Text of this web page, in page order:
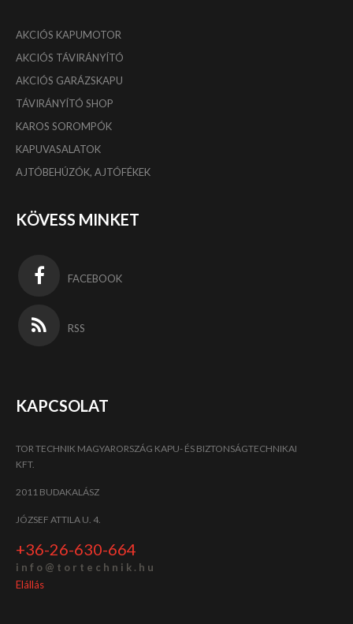
AKCIÓS KAPUMOTOR
AKCIÓS TÁVIRÁNYÍTÓ
AKCIÓS GARÁZSKAPU
TÁVIRÁNYÍTÓ SHOP
KAROS SOROMPÓK
KAPUVASALATOK
AJTÓBEHÚZÓK, AJTÓFÉKEK
KÖVESS MINKET
FACEBOOK
RSS
KAPCSOLAT
TOR TECHNIK MAGYARORSZÁG KAPU- ÉS BIZTONSÁGTECHNIKAI
KFT.
2011 BUDAKALÁSZ
JÓZSEF ATTILA U. 4.
+36-26-630-664
i n f o @ t o r t e c h n i k . h u
Elállás